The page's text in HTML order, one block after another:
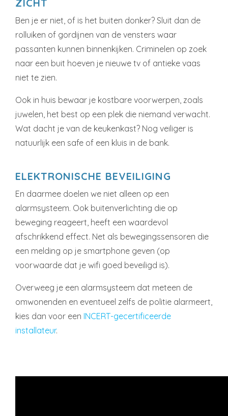
ZICHT
Ben je er niet, of is het buiten donker? Sluit dan de
rolluiken of gordijnen van de vensters waar
passanten kunnen binnenkijken. Criminelen op zoek
naar een buit hoeven je nieuwe tv of antieke vaas
niet te zien.
Ook in huis bewaar je kostbare voorwerpen, zoals
juwelen, het best op een plek die niemand verwacht.
Wat dacht je van de keukenkast? Nog veiliger is
natuurlijk een safe of een kluis in de bank.
ELEKTRONISCHE BEVEILIGING
En daarmee doelen we niet alleen op een
alarmsysteem. Ook buitenverlichting die op
beweging reageert, heeft een waardevol
afschrikkend effect. Net als bewegingssensoren die
een melding op je smartphone geven (op
voorwaarde dat je wifi goed beveiligd is).
Overweeg je een alarmsysteem dat meteen de
omwonenden en eventueel zelfs de politie alarmeert,
kies dan voor een INCERT-gecertificeerde
installateur.